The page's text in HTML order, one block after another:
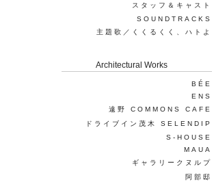
スタッフ＆キャスト
SOUNDTRACKS
主題歌／くくるくく、ハトよ
Architectural Works
BÉE
ENS
遠野 COMMONS CAFE
ドライブイン茂木 SELENDIP
S-HOUSE
MAUA
ギャラリークヌルプ
阿部邸